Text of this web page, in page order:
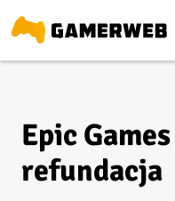
Epic
refundacja